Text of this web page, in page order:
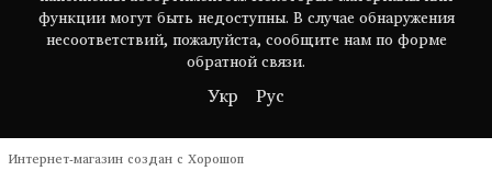
функции могут быть недоступны. В случае обнаружения
несоответствий, пожалуйста, сообщите нам по форме
обратной связи.
Укр Рус
Интернет-магазин создан с Хорошоп